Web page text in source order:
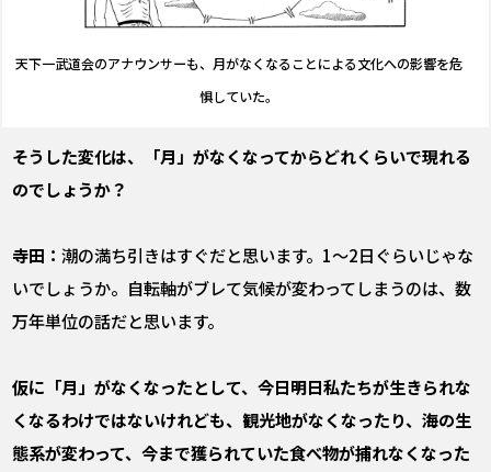
天下一武道会のアナウンサーも、月がなくなることによる文化への影響を危
惧していた。
――そうした変化は、「月」がなくなってからどれくらいで現れる
のでしょうか？
寺田：潮の満ち引きはすぐだと思います。1〜2日ぐらいじゃな
いでしょうか。自転軸がブレて気候が変わってしまうのは、数
万年単位の話だと思います。
――仮に「月」がなくなったとして、今日明日私たちが生きられな
くなるわけではないけれども、観光地がなくなったり、海の生
態系が変わって、今まで獲られていた食べ物が捕れなくなった